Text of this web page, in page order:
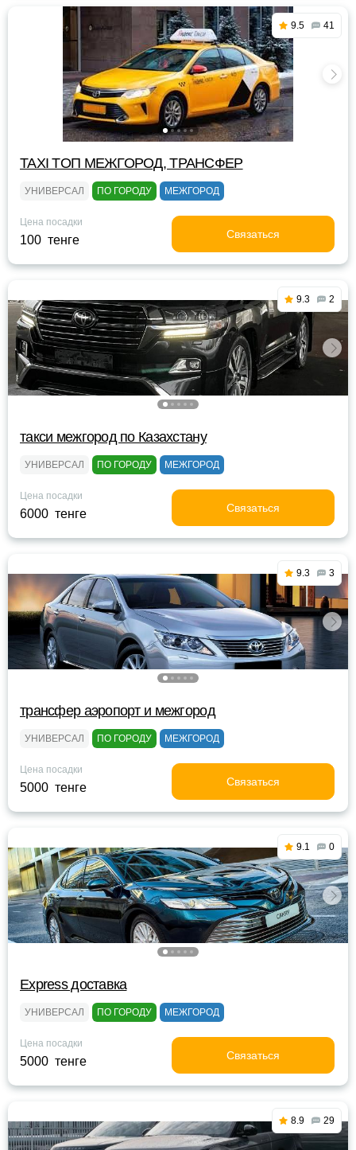
9.5 41
TAXI TOП МЕЖГОРОД, ТРАНСФЕР
УНИВЕРСАЛ ПО ГОРОДУ МЕЖГОРОД
Цена посадки
100 тенге Связаться
9.3 2
такси межгород по Казахстану
УНИВЕРСАЛ ПО ГОРОДУ МЕЖГОРОД
Цена посадки
6000 тенге Связаться
9.3 3
трансфер аэропорт и межгород
УНИВЕРСАЛ ПО ГОРОДУ МЕЖГОРОД
Цена посадки
5000 тенге Связаться
9.1 0
Express доставка
УНИВЕРСАЛ ПО ГОРОДУ МЕЖГОРОД
Цена посадки
5000 тенге Связаться
8.9 29